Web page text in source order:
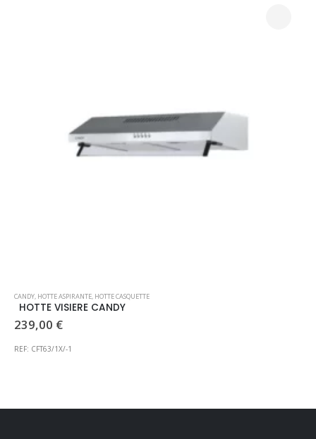
CANDY, HOTTE ASPIRANTE, HOTTE CASQUETTE
HOTTE VISIERE CANDY
239,00 €
REF: CFT63/1X/-1